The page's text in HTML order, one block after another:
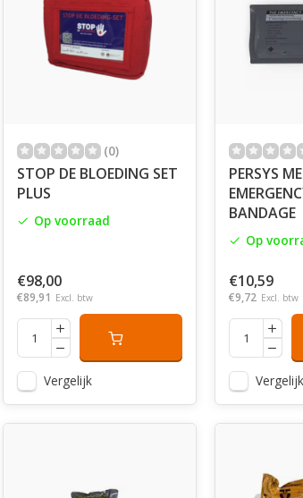
(0)
STOP DE BLOEDING SET
PLUS
Op voorraad
€98,00
€89,91 Excl. btw
Vergelijk
PERSYS
BANDAGE
Op
€10,59
€9,72 Excl. btw
Vergelijk